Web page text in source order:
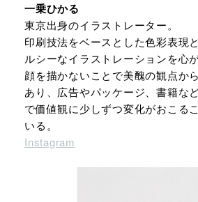
一乗ひかる
東京出身のイラストレーター。
印刷技法をベースとした色彩表現
ルシーなイラストレーションを心
顔を描かないことで美醜の観点か
あり、広告やパッケージ、書籍な
で価値観に少しずつ変化がおこる
いる。
Instagram